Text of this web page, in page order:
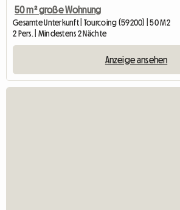
50 m² große Wohnung
Gesamte Unterkunft | Tourcoing (59200) | 50 M2
2 Pers. | Mindestens 2 Nächte
Anzeige ansehen